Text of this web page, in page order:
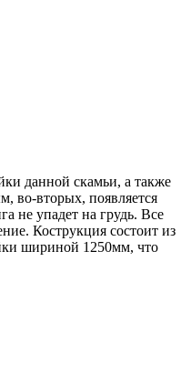
данной скамьи, а также
во-вторых, появляется
не упадет на грудь. Все
Кострукция состоит из
шириной 1250мм, что